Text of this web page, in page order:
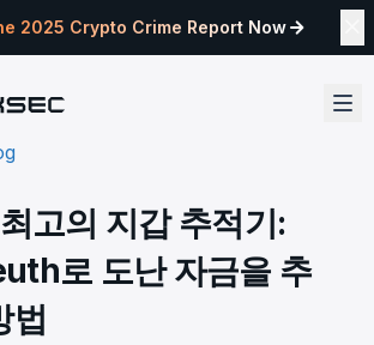
2025 Crypto Crime Report Now
고의 지갑 추적기:
로 도난 자금을 추
법